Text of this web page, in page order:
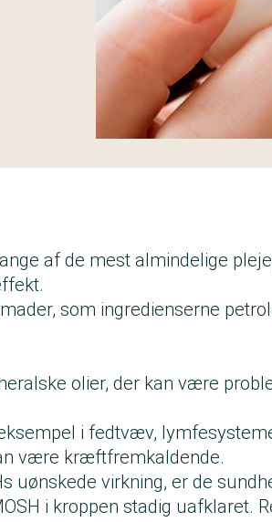
af de mest almindelige
som ingredienserne
olier, der kan være
i fedtvæv,
være kræftfremkaldende.
uønskede virkning, er de
i kroppen stadig uafklaret.